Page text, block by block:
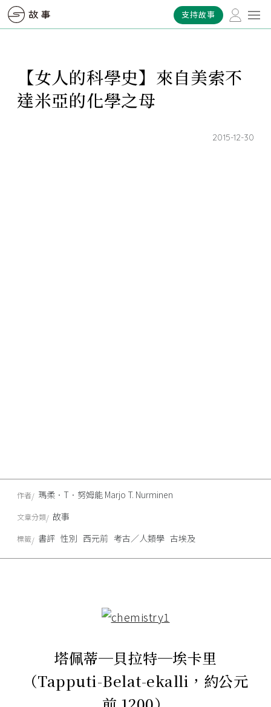
支持故事
【女人的科學史】來自美索不
達米亞的化學之母
2015-12-30
塔佩蒂─貝拉特─埃卡里
（Tapputi-Belat-ekalli，約公元
作者 瑪柔．T．努姆能 Marjo T. Nurminen
文章分類 故事
標籤 書評 性別 西元前 考古／人類學 古埃及